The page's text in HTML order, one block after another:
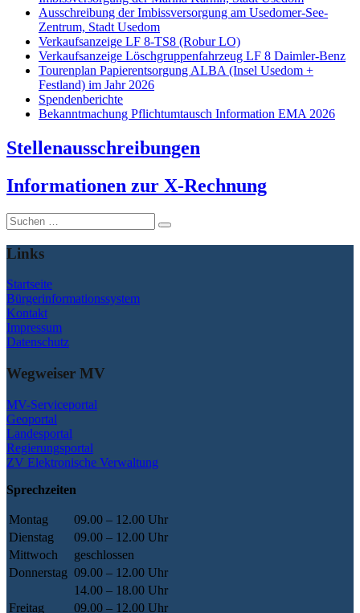
Ausschreibung der Imbissversorgung am Usedomer-See-
Zentrum, Stadt Usedom
Verkaufsanzeige LF 8-TS8 (Robur LO)
Verkaufsanzeige Löschgruppenfahrzeug LF 8 Daimler-Benz
Tourenplan Papierentsorgung ALBA (Insel Usedom +
Festland) im Jahr 2026
Spendenberichte
Bekanntmachung Pflichtumtausch Information EMA 2026
Stellenausschreibungen
Informationen zur X-Rechnung
Suche
nach:
Links
Startseite
Bürgerinformationssystem
Kontakt
Impressum
Datenschutz
Wegweiser MV
MV-Serviceportal
Geoportal
Landesportal
Regierungsportal
ZV Elektronische Verwaltung
Sprechzeiten
Montag
09.00 – 12.00 Uhr
Dienstag
09.00 – 12.00 Uhr
Mittwoch
geschlossen
Donnerstag 09.00 – 12.00 Uhr
14.00 – 18.00 Uhr
Freitag
09.00 – 12.00 Uhr